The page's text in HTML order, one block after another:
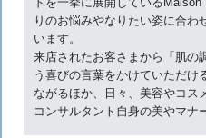
ドを一挙に展開している
りのお悩みやなりたい姿に合わ
います。
来店されたお客さまから「肌の
う喜びの言葉をかけていただけ
ながるほか、日々、美容やコス
コンサルタント自身の美やマナ